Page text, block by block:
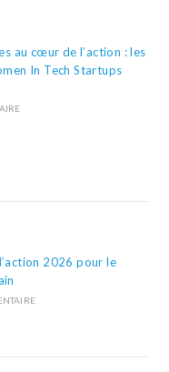
au cœur de l’action : les
In Tech Startups
2026 pour le